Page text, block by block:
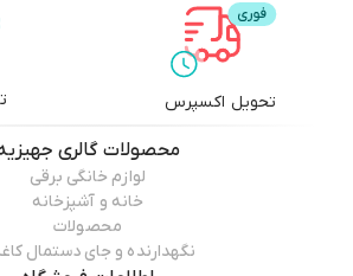
تحویل اکسپرس
محصولاتگالری
لوازم خانگی برقی
خانه و آشپزخانه
محصولات
نگهدارنده و جای دستمال